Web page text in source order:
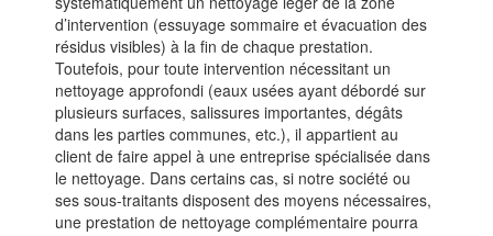
d’intervention (essuyage sommaire et évacuation des
résidus visibles) à la fin de chaque prestation.
Toutefois, pour toute intervention nécessitant un
nettoyage approfondi (eaux usées ayant débordé sur
plusieurs surfaces, salissures importantes, dégâts
dans les parties communes, etc.), il appartient au
client de faire appel à une entreprise spécialisée dans
le nettoyage. Dans certains cas, si notre société ou
ses sous-traitants disposent des moyens nécessaires,
une prestation de nettoyage complémentaire pourra